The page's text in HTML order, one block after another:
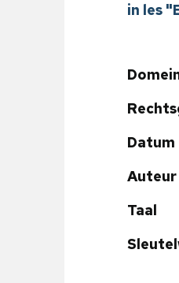
in les
Datum
Auteur
Taal